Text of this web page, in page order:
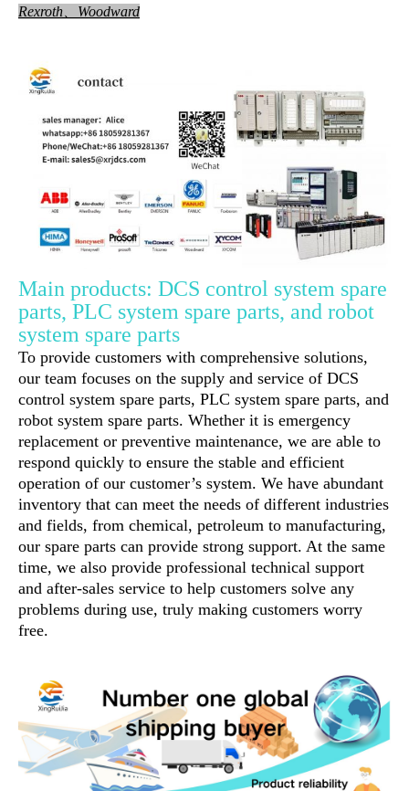
Rexroth、Woodward
Main products: DCS control system spare
parts, PLC system spare parts, and robot
system spare parts
To provide customers with comprehensive solutions,
our team focuses on the supply and service of DCS
control system spare parts, PLC system spare parts, and
robot system spare parts. Whether it is emergency
replacement or preventive maintenance, we are able to
respond quickly to ensure the stable and efficient
operation of our customer’s system. We have abundant
inventory that can meet the needs of different industries
and fields, from chemical, petroleum to manufacturing,
our spare parts can provide strong support. At the same
time, we also provide professional technical support
and after-sales service to help customers solve any
problems during use, truly making customers worry
free.